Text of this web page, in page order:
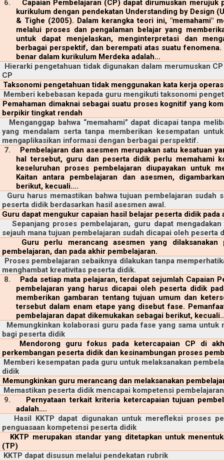
6.
Capaian Pembelajaran (CP) dapat dirumuskan
kurikulum dengan pendekatan Understanding by Design
& Tighe (2005). Dalam kerangka teori ini, "memahami"
melalui proses dan pengalaman belajar yang
untuk dapat menjelaskan, menginterpretasi dan
berbagai perspektif, dan berempati atas suatu
benar dalam kurikulum Merdeka adalah…
Hierarki pengetahuan tidak digunakan dalam merumuskan
CP
Taksonomi pengetahuan tidak menggunakan kata kerja
Memberi kebebasan kepada guru mengikuti taksonomi
Pemahaman dimaknai sebagai suatu proses kognitif yang
berpikir tingkat rendah
Menganggap bahwa “memahami” dapat dicapai tanpa
yang mendalam serta tanpa memberikan kesempatan
mengaplikasikan informasi dengan berbagai perspektif.
7.
Pembelajaran dan asesmen merupakan satu kesatuan
hal tersebut, guru dan peserta didik perlu memahami
keseluruhan proses pembelajaran diupayakan untuk
Kaitan antara pembelajaran dan asesmen,
berikut, kecuali….
Guru harus memastikan bahwa tujuan pembelajaran sudah
peserta didik berdasarkan hasil asesmen awal.
Guru dapat mengukur capaian hasil belajar peserta didik
Sepanjang proses pembelajaran, guru dapat
sejauh mana tujuan pembelajaran sudah dicapai oleh peserta
Guru perlu merancang asesmen yang dilaksanakan
pembelajaran, dan pada akhir pembelajaran.
Proses pembelajaran sebaiknya dilakukan tanpa
menghambat kreativitas peserta didik.
8.
Pada setiap mata pelajaran, terdapat sejumlah Capaian
pembelajaran yang harus dicapai oleh peserta didik
memberikan gambaran tentang tujuan umum dan
tersebut dalam enam etape yang disebut fase.
pembelajaran dapat dikemukakan sebagai berikut,
Memungkinkan kolaborasi guru pada fase yang sama
bagi peserta didik
Mendorong guru fokus pada ketercapaian CP di
perkembangan peserta didik dan kesinambungan proses
Memberi kesempatan pada guru untuk melaksanakan
didik
Memungkinkan guru merancang dan melaksanakan
Memastikan peserta didik mencapai kompetensi
9.
Pernyataan terkait kriteria ketercapaian tujuan
adalah….
Hasil KKTP dapat digunakan untuk merefleksi proses
penguasaan kompetensi peserta didik
KKTP merupakan standar yang ditetapkan untuk
(TP)
KKTP dapat disusun melalui pendekatan rubrik